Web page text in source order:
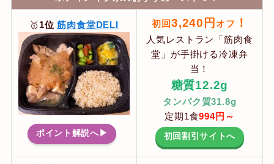
🥇1位 筋肉食堂DELI
ポイント解説へ▶
初回3,240円 オフ ！
人気レストラン「筋肉食
堂」が手掛ける冷凍弁
当！
糖質12.2g
タンパク質31.8g
定期1食994円～
初回割引サイトへ